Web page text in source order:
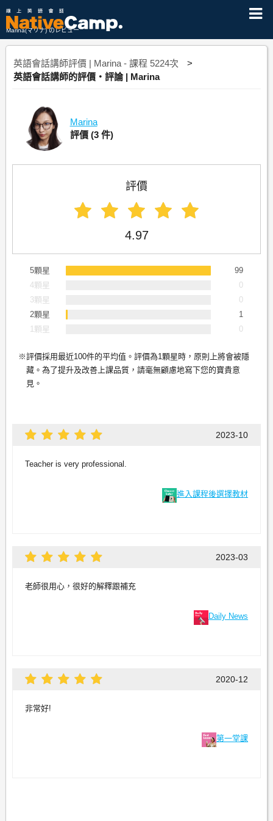
Marina(マリナ) のレビュー
英語會話講師評價 | Marina - 課程 5224次
英語會話講師的評價・評論 | Marina
Marina
評價 (3 件)
評價
4.97
5顆星
99
4顆星
0
3顆星
0
2顆星
1
1顆星
0
評價採用最近100件的平均值。評價為1顆星時，原則上將會被隱
藏。為了提升及改善上課品質，請毫無顧慮地寫下您的寶貴意
見。
2023-10
Teacher is very professional.
進入課程後選擇教材
2023-03
老師很用心，很好的解釋跟補充
Daily News
2020-12
非常好!
第一堂課